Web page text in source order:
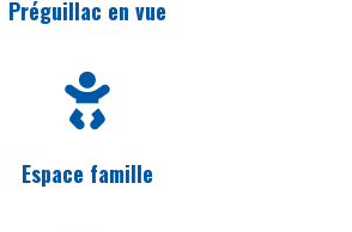
Préguillac en vue
Espace famille